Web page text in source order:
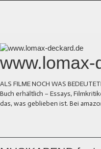
www.lomax-
ALS FILME NOCH WAS
Buch erhältlich – Essays,
das, was geblieben ist. Bei